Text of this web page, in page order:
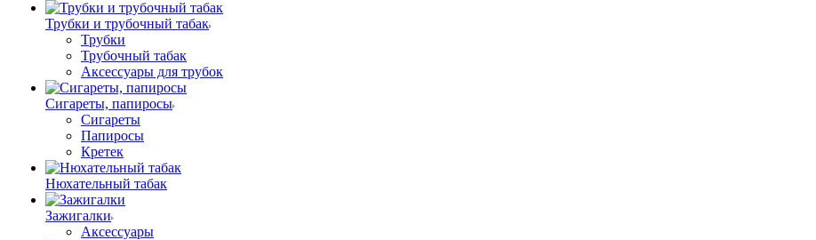
Трубки и трубочный табак
Трубки
Трубочный табак
Аксессуары для трубок
Сигареты, папиросы
Сигареты
Папиросы
Кретек
Нюхательный табак
Зажигалки
Аксессуары